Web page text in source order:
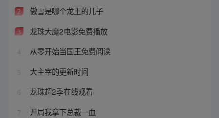
2 傲雪是哪个龙王的儿子
3 龙珠大魔2电影免费播放
4 从零开始当国王免费阅读
5 大主宰的更新时间
6 龙珠超2季在线观看
7 开局我拿下总裁一血